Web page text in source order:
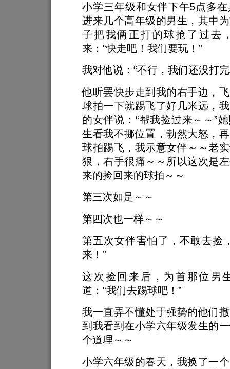
小学三年级和女伴下午5点多
进来几个高年级的男生，其中
子把我俩正打的球抢了过去
来：“快走吧！我们要玩！”
我对他说：“不行，我们还没打
他听罢快步走到我的右手边，
球拍一下就踢飞了好几米远，
的女伴说：“帮我捡过来～～”
生看我不挪位置，勃然大怒，
球拍踢飞，我示意女伴～～老
狠，右手很痛～～所以这次是
来的捡回来的球拍～～
第三次如是～～
第四次也一样～～
第五次女伴害怕了，不敢去捡
来！”
这次捡回来后，为首那位男
道：“我们去踢球吧！”
我一直弄不懂处于强势的他们
到我看到在小学六年级发生的
个道理～～
小学六年级的春天，我换了一